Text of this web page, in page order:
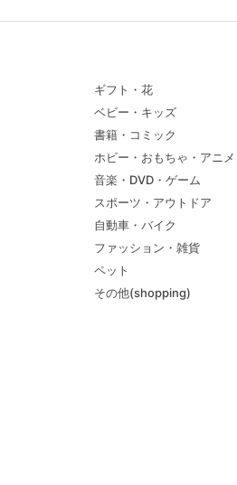
ギフト・花
ベビー・キッズ
書籍・コミック
ホビー・おもちゃ・アニメ
音楽・DVD・ゲーム
スポーツ・アウトドア
自動車・バイク
ファッション・雑貨
ペット
その他(shopping)